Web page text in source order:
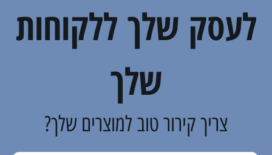
לעסק שלך ללקוחות
שלך
צריך קירור טוב למוצרים שלך?